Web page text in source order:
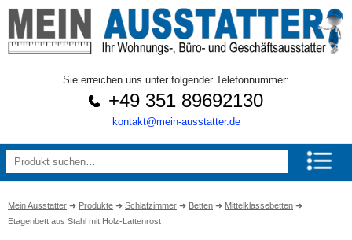
Sie erreichen uns unter folgender Telefonnummer:
+49 351 89692130
kontakt@mein-ausstatter.de
Mein Ausstatter ➜ Produkte ➜ Schlafzimmer ➜ Betten ➜ Mittelklassebetten ➜
Etagenbett aus Stahl mit Holz-Lattenrost